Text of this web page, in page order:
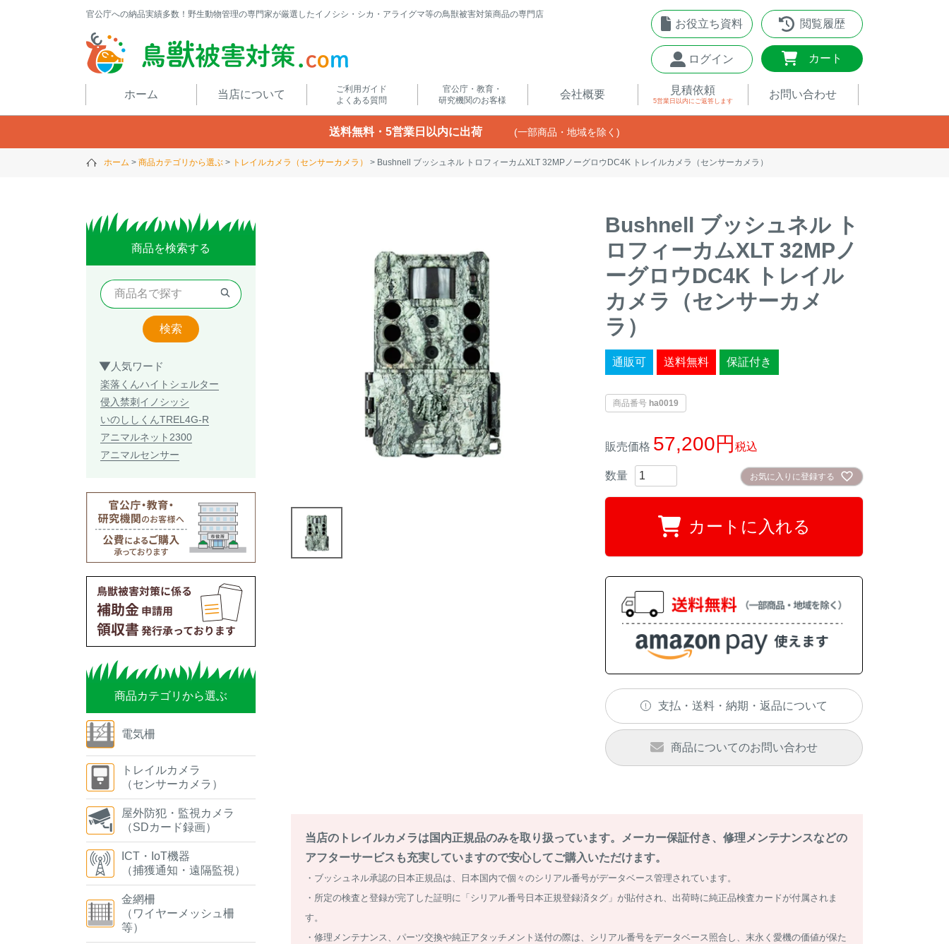
官公庁への納品実績多数！野生動物管理の専門家が厳選したイノシシ・シカ・アライグマ等の鳥獣被害対策商品の専門店
お役立ち資料 閲覧履歴
ログイン カート
ホーム 当店について
ご利用ガイド
よくある質問
官公庁・教育・
研究機関のお客様
会社概要 見積依頼
5営業日以内 にご返答します
お問い合わせ
送料無料・5営業日以内に出荷 (一部商品・地域を除く)
ホーム 商品カテゴリから選ぶ トレイルカメラ（センサーカメラ） Bushnell ブッシュネル トロフィーカムXLT 32MPノーグロウDC4K トレイルカメラ（センサーカメラ）
商品を検索する
検索
人気ワード
楽落くんハイトシェルター
侵入禁刺 イノシッシ
いのししくんTREL4G-R
アニマルネット2300
アニマルセンサー
商品カテゴリから選ぶ
電気柵
トレイルカメラ
（センサーカメラ）
屋外防犯・監視カメラ
（SDカード録画）
ICT・IoT機器
（捕獲通知・遠隔監視）
金網柵
（ワイヤーメッシュ柵
等）
Bushnell ブッシュネル ト
ロフィーカムXLT 32MPノ
ーグロウDC4K トレイル
カメラ（センサーカメ
ラ）
通販可 送料無料 保証付き
商品番号 ha0019
販売価格 57,200 税込
お気に入りに登録する
カートに入れる
支払・送料・納期・返品について
商品についてのお問い合わせ
当店のトレイルカメラは国内正規品のみを取り扱っています。メーカー保証付き、修理メンテナンスなどの
アフターサービスも充実していますので安心してご購入いただけます。
・ブッシュネル承認の日本正規品は、日本国内で個々のシリアル番号がデータベース管理されています。
・所定の検査と登録が完了した証明に「シリアル番号日本正規登録済タグ」が貼付され、出荷時に純正品検査カードが付属されま
す。
・修理メンテナンス、パーツ交換や純正アタッチメント送付の際は、シリアル番号をデータベース照合し、末永く愛機の価値が保た